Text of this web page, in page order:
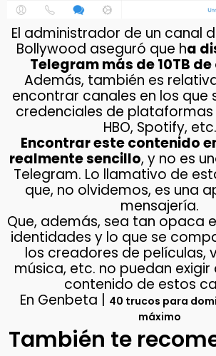
El administrador de un canal
Bollywood aseguró que ha
Telegram más de 10TB
Además, también es
encontrar canales en los que
credenciales de plataformas
HBO, Spotify, etc.
Encontrar este contenido
realmente sencillo, y no es
Telegram. Lo llamativo de
que, no olvidemos, es una
mensajería.
Que, además, sea tan opaca
identidades y lo que se
los creadores de películas,
música, etc. no puedan exigir
contenido de estos
En Genbeta |
40 trucos para
máximo
También te